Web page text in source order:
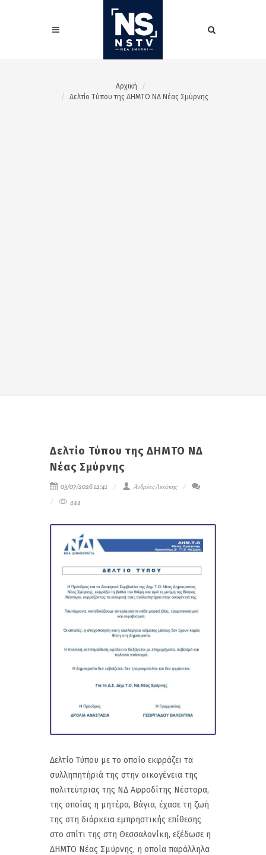
Αρχική
Δελτίο Τύπου της ΔΗΜΤΟ ΝΔ Νέας Σμύρνης
Δελτίο Τύπου της ΔΗΜΤΟ ΝΔ
Νέας Σμύρνης
03/07/2026 12:41
Ανδρέας Λεκάκης
444
Δελτίο Τύπου με το οποίο εκφράζει τα
συλληπητήριά της στην οικογένεια της
πολιτεύτριας της ΝΔ Αφροδίτης Νέστορα,
της οποίας η μητέρα, Βάγια, έχασε τη ζωή
της στη διάρκεια εμπρηστικής επίθεσης
στο σπίτι της στη Θεσσαλονίκη, εξέδωσε η
ΔΗΜΤΟ Νέας Σμύρνης, η οποία παράλληλα